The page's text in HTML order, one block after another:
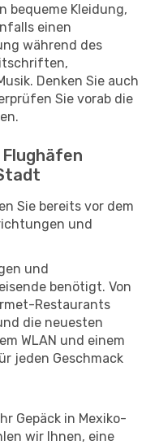
bequeme Kleidung,
einen
während des
Denken Sie auch
Sie vorab die
Sie bereits vor dem
und
und
benötigt. Von
Restaurants
die neuesten
WLAN und einem
jeden Geschmack
Gepäck in Mexiko-
wir Ihnen, eine